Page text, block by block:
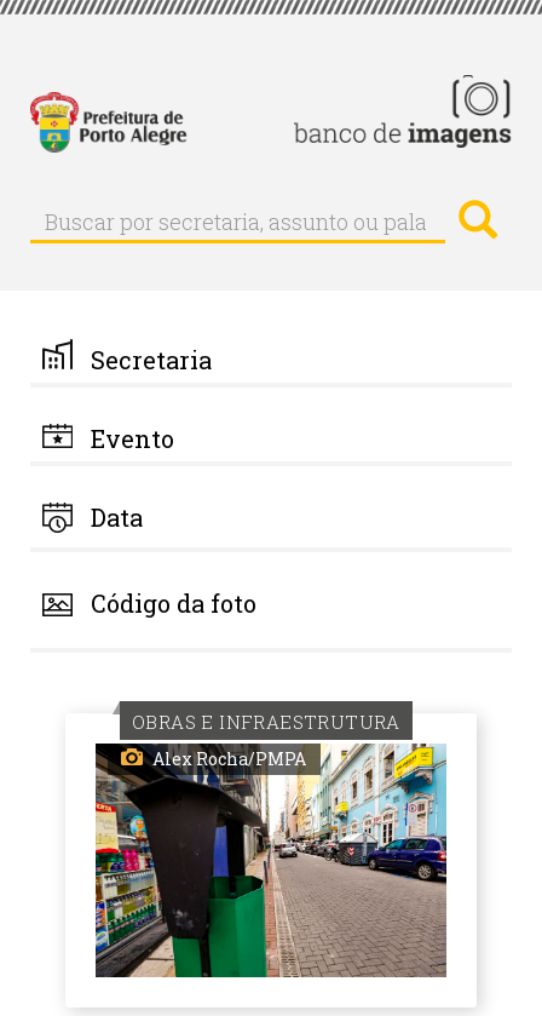
Pular
principal
Buscar
Buscar
por
palavra-
chave
Secretaria
Evento
Data
Código da foto
OBRAS E INFRAESTRUTURA
Alex Rocha/PMPA